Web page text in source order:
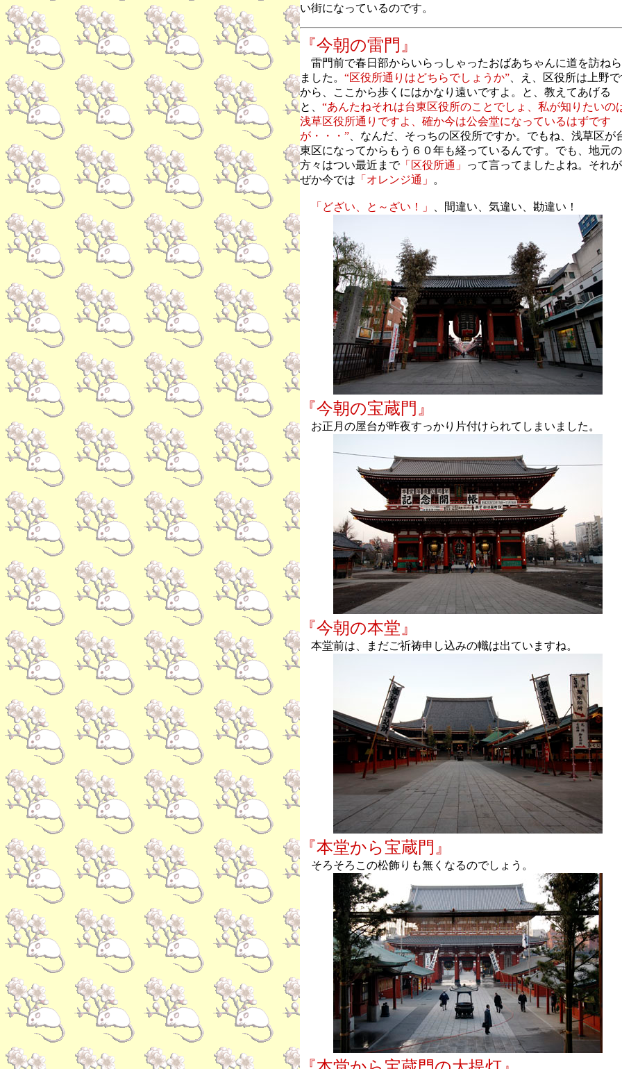
い街になっているのです。
『今朝の雷門』
雷門前で春日部からいらっしゃったおばあちゃんに道を訪ね
ました。 “区役所通りはどちらでしょうか” 、え、区役所は上野
から、ここから歩くにはかなり遠いですよ。と、教えてあげる
と、 “あんたねそれは台東区役所のことでしょ、私が知りたいの
浅草区役所通りですよ、確か今は公会堂になっているはずです
が・・・” 、なんだ、そっちの区役所ですか。でもね、浅草区が
東区になってからもう６０年も経っているんです。でも、地元の
方々はつい最近まで「区役所通」
って言ってましたよね。それ
ぜか今では 「オレンジ通」 。
「どざい、と～ざい！」 、間違い、気違い、勘違い！
『今朝の宝蔵門』
お正月の屋台が昨夜すっかり片付けられてしまいました。
『今朝の本堂』
本堂前は、まだご祈祷申し込みの幟は出ていますね。
『本堂から宝蔵門』
そろそろこの松飾りも無くなるのでしょう。